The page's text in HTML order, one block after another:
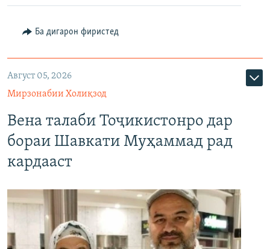
Ба дигарон фиристед
Август 05, 2026
Мирзонабии Холиқзод
Вена талаби Тоҷикистонро дар
бораи Шавкати Муҳаммад рад
кардааст